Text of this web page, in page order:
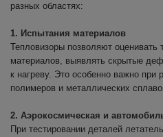
разных областях:
1. Испытания материалов
Тепловизоры позволяют оценивать
материалов, выявлять скрытые
к нагреву. Это особенно важно при
полимеров и металлических
2. Аэрокосмическая и
При тестировании деталей